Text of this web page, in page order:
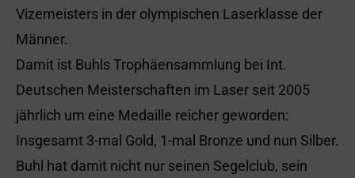
Vizemeisters in der olympischen Laserklasse der
Männer.
Damit ist Buhls Trophäensammlung bei Int.
Deutschen Meisterschaften im Laser seit 2005
jährlich um eine Medaille reicher geworden:
Insgesamt 3-mal Gold, 1-mal Bronze und nun Silber.
Buhl hat damit nicht nur seinen Segelclub, sein